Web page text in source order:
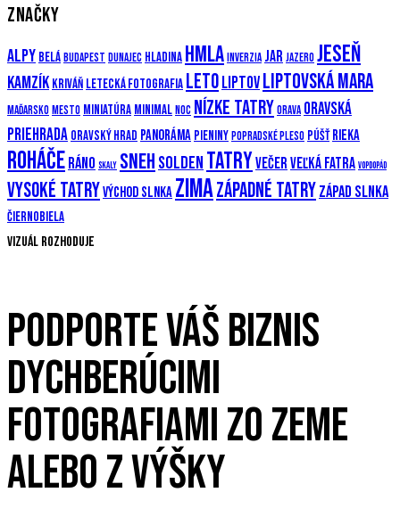
ZNAČKY
Alpy Belá Budapest Dunajec Hladina Hmla Inverzia Jar JazeroJeseň
Kamzík Kriváň Letecká fotografia LetoLiptovLiptovská mara
Maďarsko Mesto Miniatúra Minimal Noc Nízke TatryOrava Oravská
priehrada Oravský hrad Panoráma Pieniny Popradské pleso Púšť Rieka
RoháčeRáno Skaly Sneh Solden TatryvečerVeľká Fatra Vopdopád
Vysoké TatryVýchod slnka ZimaZápadné TatryZápad slnka
Čiernobiela
Vizuál rozhoduje
PODPORTE VÁŠ BIZNIS
DYCHBERÚCIMI
FOTOGRAFIAMI ZO ZEME
ALEBO Z VÝŠKY